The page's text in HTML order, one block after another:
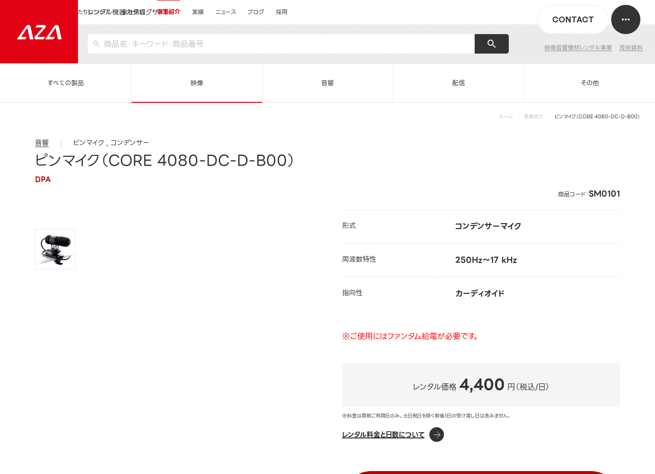
レンタル機器カタログサイト
映像音響機材レンタル事業 技術資料
CONTACT
私たちについて 会社情報 事業紹介 実績 ニュース ブログ 採用
すべての製品 映像 音響 配信 その他
ホーム 事業紹介 ピンマイク（CORE 4080-DC-D-B00）
音響 ピンマイク コンデンサー
ピンマイク（CORE 4080-DC-D-B00）
DPA
商品コード：SM0101
形式 コンデンサーマイク
周波数特性 250Hz～17 kHz
指向性 カーディオイド
※ご使用にはファンタム給電が必要です。
レンタル価格 4,400 円（税込/日）
※料金は原則ご利用日のみ。土日祝日を除く前後1日の受け渡し日は含みません。
レンタル料金と日数について